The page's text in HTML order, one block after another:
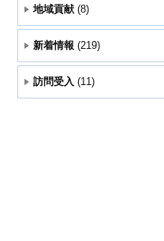
地域貢献(8)
新着情報 (219)
訪問受入 (11)